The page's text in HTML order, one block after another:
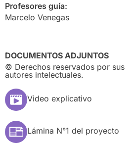
Profesores guía:
Marcelo Venegas
DOCUMENTOS ADJUNTOS
© Derechos reservados por sus
autores intelectuales.
Video explicativo
Lámina N°1 del proyecto